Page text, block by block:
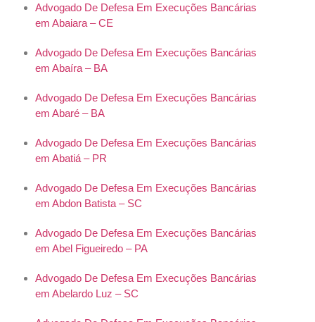
Advogado De Defesa Em Execuções Bancárias
em Abaiara – CE
Advogado De Defesa Em Execuções Bancárias
em Abaíra – BA
Advogado De Defesa Em Execuções Bancárias
em Abaré – BA
Advogado De Defesa Em Execuções Bancárias
em Abatiá – PR
Advogado De Defesa Em Execuções Bancárias
em Abdon Batista – SC
Advogado De Defesa Em Execuções Bancárias
em Abel Figueiredo – PA
Advogado De Defesa Em Execuções Bancárias
em Abelardo Luz – SC